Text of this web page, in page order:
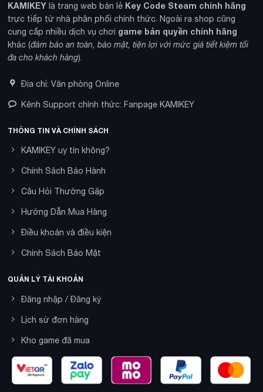
KAMIKEY là trang web bán lẻ Key Code Steam chính hãng
trực tiếp từ nhà phân phối chính thức. Ngoài ra shop cũng
cung cấp nhiều dịch vụ chơi game bản quyền chính hãng
khác (đảm bảo an toàn, bảo mật, tiện lợi với mức giá tiết kiệm tối
đa cho khách hàng).
Địa chỉ: Văn phòng Online
Kênh Support chính thức: Fanpage KAMIKEY
THÔNG TIN VÀ CHÍNH SÁCH
KAMIKEY uy tín không?
Chính Sách Bảo Hành
Câu Hỏi Thường Gặp
Hướng Dẫn Mua Hàng
Điều khoản và điều kiện
Chính Sách Bảo Mật
QUẢN LÝ TÀI KHOẢN
Đăng nhập / Đăng ký
Lịch sử đơn hàng
Kho game đã mua